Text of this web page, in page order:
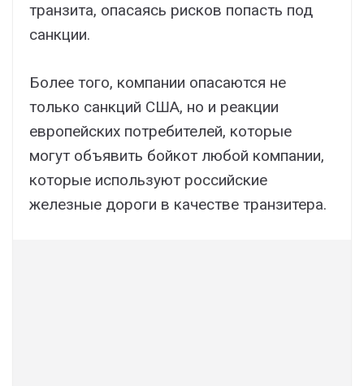
транзита, опасаясь рисков попасть под
санкции.
Более того, компании опасаются не
только санкций США, но и реакции
европейских потребителей, которые
могут объявить бойкот любой компании,
которые используют российские
железные дороги в качестве транзитера.